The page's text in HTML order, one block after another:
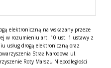
elektroniczną na wskazany przeze
w rozumieniu art. 10 ust. 1 ustawy z
usług drogą elektroniczną oraz
Straż Narodowa ul.
Roty Marszu Niepodległości